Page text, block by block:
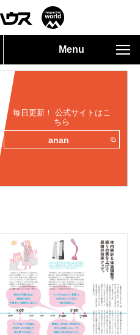
Menu
毎日更新！ 公式サイトはこ
ちら
anan